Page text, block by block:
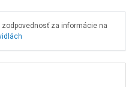
za informácie na